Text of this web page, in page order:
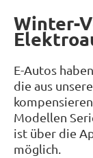
Winter-
E-Autos
die aus
Modellen
ist über die
möglich.